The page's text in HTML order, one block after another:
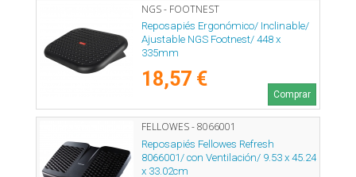
NGS - FOOTNEST
Reposapiés Ergonómico/ Inclinable/
Ajustable NGS Footnest/ 448 x
335mm
18,57 €
Comprar
FELLOWES - 8066001
Reposapiés Fellowes Refresh
8066001/ con Ventilación/ 9.53 x 45.24
x 33.02cm